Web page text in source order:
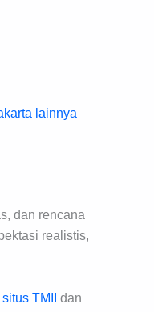
lainnya
dan rencana
realistis,
situs TMII
dan